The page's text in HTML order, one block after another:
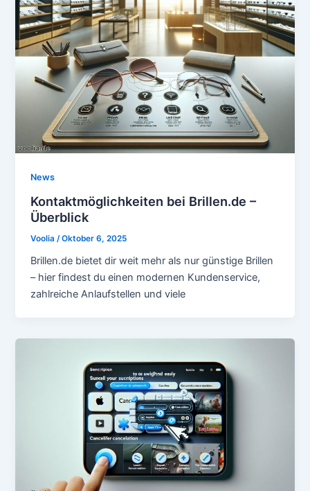
News
Kontaktmöglichkeiten bei Brillen.de –
Überblick
Voolia /Oktober 6, 2025
Brillen.de bietet dir weit mehr als nur günstige Brillen
– hier findest du einen modernen Kundenservice,
zahlreiche Anlaufstellen und viele